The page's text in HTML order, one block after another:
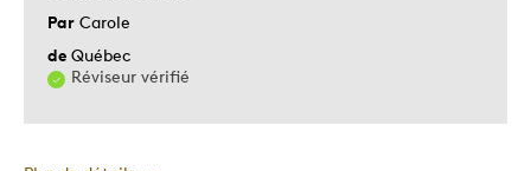
Par Carole
de Québec
Réviseur vérifié